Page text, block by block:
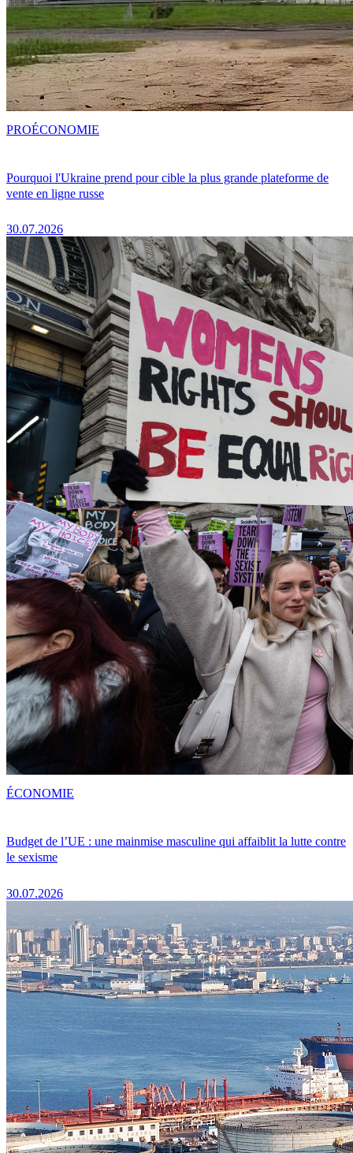
Pourquoi l'Ukraine prend pour cible la plus grande plateforme de
vente en ligne russe
30.07.2026
PROÉCONOMIE
Budget de l’UE : une mainmise masculine qui affaiblit la lutte contre
le sexisme
30.07.2026
ÉCONOMIE